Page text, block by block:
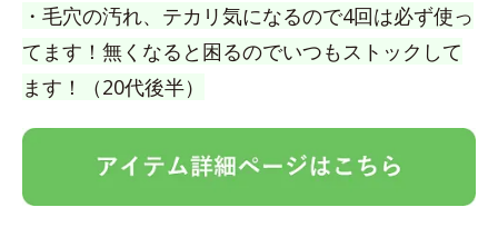
・毛穴の汚れ、テカリ気になるので4回は必ず使っ
てます！無くなると困るのでいつもストックして
ます！（20代後半）